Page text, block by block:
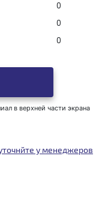
0
0
0
в верхней части экрана
у менеджеров